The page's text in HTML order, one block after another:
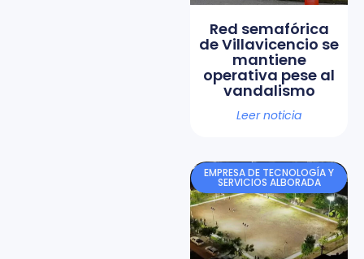
Red semafórica
de Villavicencio se
mantiene
operativa pese al
vandalismo
Leer noticia
EMPRESA DE TECNOLOGÍA Y
SERVICIOS ALBORADA